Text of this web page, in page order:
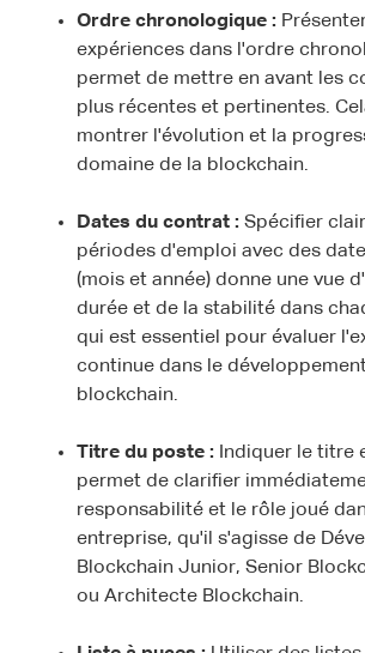
Ordre chronologique :
expériences dans l'ordre
permet de mettre en avant les
plus récentes et pertinentes.
montrer l'évolution et la
domaine de la blockchain.
Dates du contrat : Spécifier
périodes d'emploi avec des
(mois et année) donne une vue
durée et de la stabilité dans
qui est essentiel pour évaluer
continue dans le
blockchain.
Titre du poste : Indiquer le titre
permet de clarifier
responsabilité et le rôle joué
entreprise, qu'il s'agisse de
Blockchain Junior, Senior
ou Architecte Blockchain.